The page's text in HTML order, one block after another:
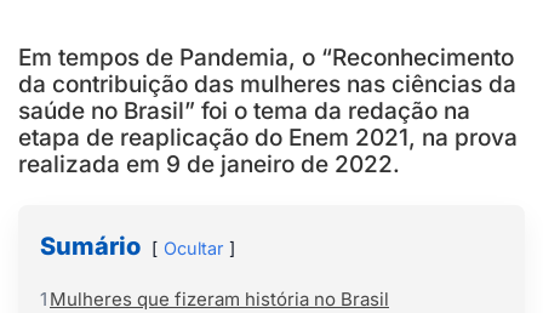
Em tempos de Pandemia, o “Reconhecimento
da contribuição das mulheres nas ciências da
saúde no Brasil” foi o tema da redação na
etapa de reaplicação do Enem 2021, na prova
realizada em 9 de janeiro de 2022.
Sumário Ocultar
1 Mulheres que fizeram história no Brasil